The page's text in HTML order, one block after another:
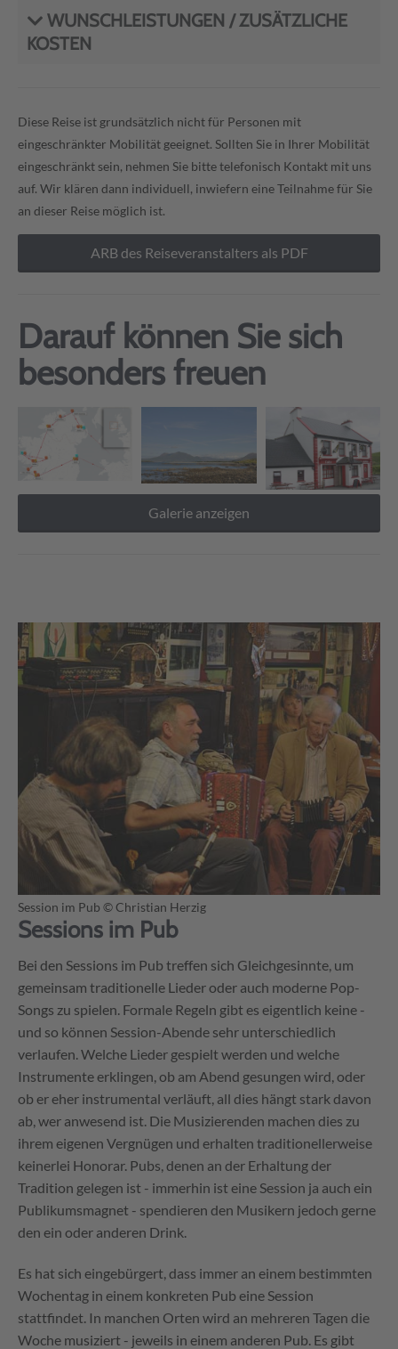
WUNSCHLEISTUNGEN / ZUSÄTZLICHE
KOSTEN
Diese Reise ist grundsätzlich nicht für Personen mit
eingeschränkter Mobilität geeignet. Sollten Sie in Ihrer Mobilität
eingeschränkt sein, nehmen Sie bitte telefonisch Kontakt mit uns
auf. Wir klären dann individuell, inwiefern eine Teilnahme für Sie
an dieser Reise möglich ist.
ARB des Reiseveranstalters als PDF
Darauf können Sie sich
besonders freuen
Galerie anzeigen
Session im Pub © Christian Herzig
Sessions im Pub
Bei den Sessions im Pub treffen sich Gleichgesinnte, um
gemeinsam traditionelle Lieder oder auch moderne Pop-
Songs zu spielen. Formale Regeln gibt es eigentlich keine -
und so können Session-Abende sehr unterschiedlich
verlaufen. Welche Lieder gespielt werden und welche
Instrumente erklingen, ob am Abend gesungen wird, oder
ob er eher instrumental verläuft, all dies hängt stark davon
ab, wer anwesend ist. Die Musizierenden machen dies zu
ihrem eigenen Vergnügen und erhalten traditionellerweise
keinerlei Honorar. Pubs, denen an der Erhaltung der
Tradition gelegen ist - immerhin ist eine Session ja auch ein
Publikumsmagnet - spendieren den Musikern jedoch gerne
den ein oder anderen Drink.
Es hat sich eingebürgert, dass immer an einem bestimmten
Wochentag in einem konkreten Pub eine Session
stattfindet. In manchen Orten wird an mehreren Tagen die
Woche musiziert - jeweils in einem anderen Pub. Es gibt